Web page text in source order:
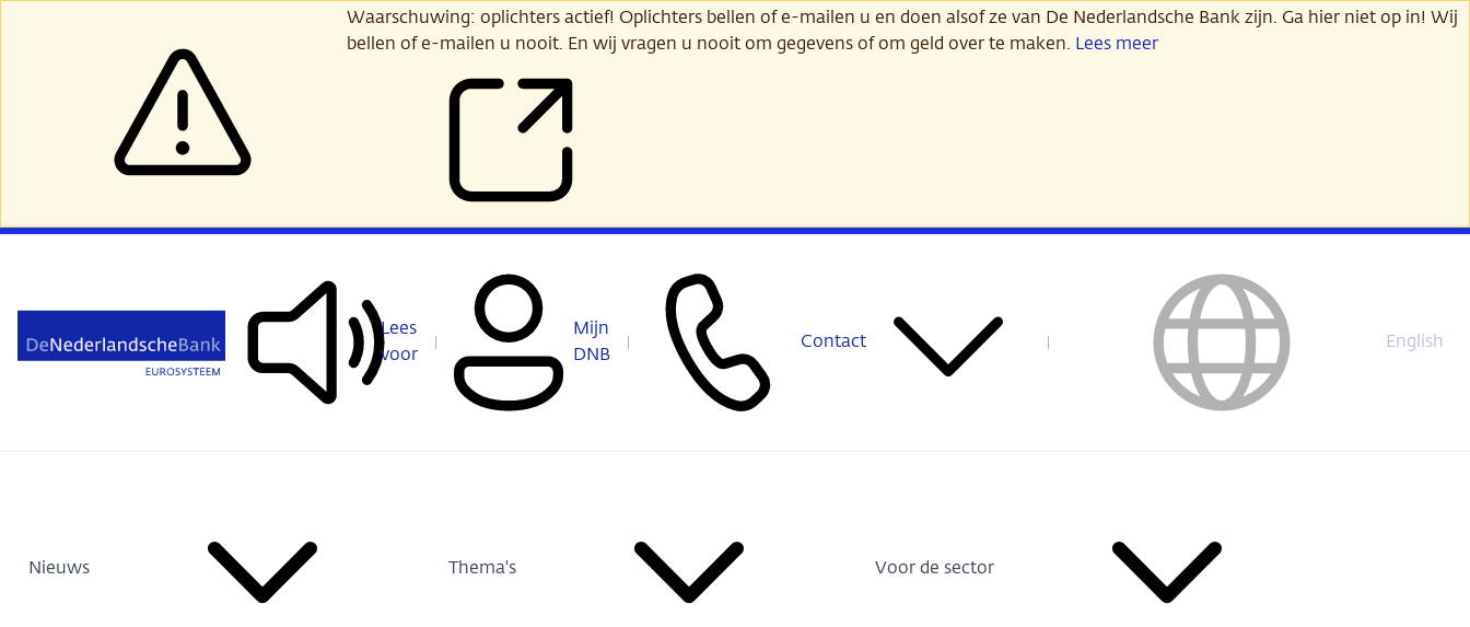
Waarschuwing: oplichters actief! Oplichters bellen of e-mailen u en doen alsof ze van De Nederlandsche Bank zijn. Ga hier niet op in! Wij
bellen of e-mailen u nooit. En wij vragen u nooit om gegevens of om geld over te maken. Lees meer
Lees
voor
Mijn
DNB
Contact English
Nieuws Thema's Voor de sector